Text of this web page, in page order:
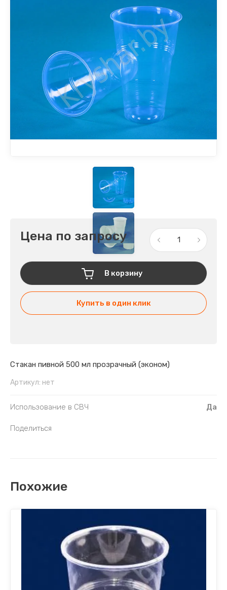
Цена по запросу
В корзину
Купить в один клик
Стакан пивной 500 мл прозрачный (эконом)
Артикул: нет
Использование в СВЧ Да
Поделиться
Похожие